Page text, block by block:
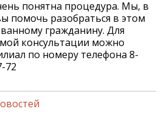
понятна процедура. Мы, в
помочь разобраться в этом
гражданину. Для
консультации можно
по номеру телефона 8-
72